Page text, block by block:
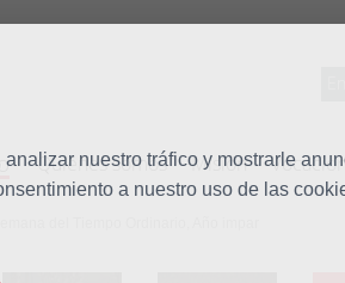
nuestro tráfico y mostrarle
a nuestro uso de las
Quiénes somos Misión
del Tiempo Ordinario, Año impar